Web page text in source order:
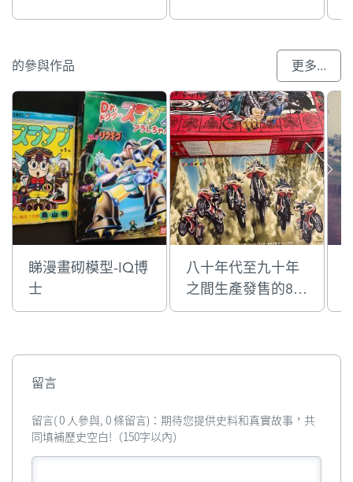
的參與作品 更多...
睇漫畫砌模型-IQ博
士
八十年代至九十年
之間生產發售的8寸
RAH可動關節著衫
留言
留言( 0 人參與, 0 條留言)：期待您提供史料和真實故事，共
同填補歷史空白!（150字以內）